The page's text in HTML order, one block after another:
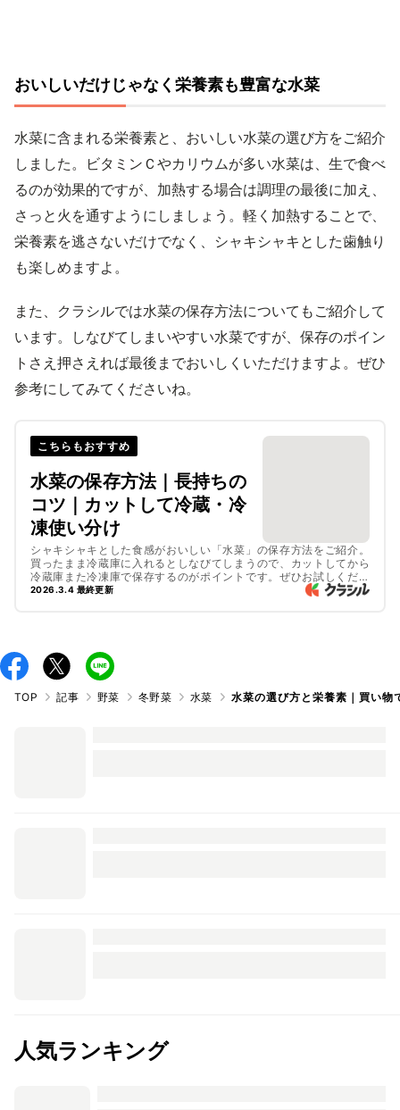
おいしいだけじゃなく栄養素も豊富な水菜
水菜に含まれる栄養素と、おいしい水菜の選び方をご紹介
しました。ビタミンＣやカリウムが多い水菜は、生で食べ
るのが効果的ですが、加熱する場合は調理の最後に加え、
さっと火を通すようにしましょう。軽く加熱することで、
栄養素を逃さないだけでなく、シャキシャキとした歯触り
も楽しめますよ。
また、クラシルでは水菜の保存方法についてもご紹介して
います。しなびてしまいやすい水菜ですが、保存のポイン
トさえ押さえれば最後までおいしくいただけますよ。ぜひ
参考にしてみてくださいね。
こちらもおすすめ
水菜の保存方法｜長持ちの
コツ｜カットして冷蔵・冷
凍使い分け
シャキシャキとした食感がおいしい「水菜」の保存方法をご紹介。
買ったまま冷蔵庫に入れるとしなびてしまうので、カットしてから
冷蔵庫また冷凍庫で保存するのがポイントです。ぜひお試しくださ
い。
2026.3.4 最終更新
TOP 記事 野菜 冬野菜 水菜 水菜‌の‌選‌び‌方‌と‌栄‌養‌素‌｜‌買‌い‌物‌
人気ランキング